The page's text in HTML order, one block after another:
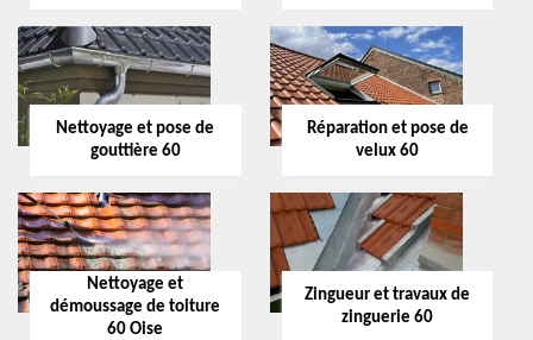
Nettoyage et pose de
gouttière 60
Réparation et pose de
velux 60
Nettoyage et
démoussage de toiture
60 Oise
Zingueur et travaux de
zinguerie 60